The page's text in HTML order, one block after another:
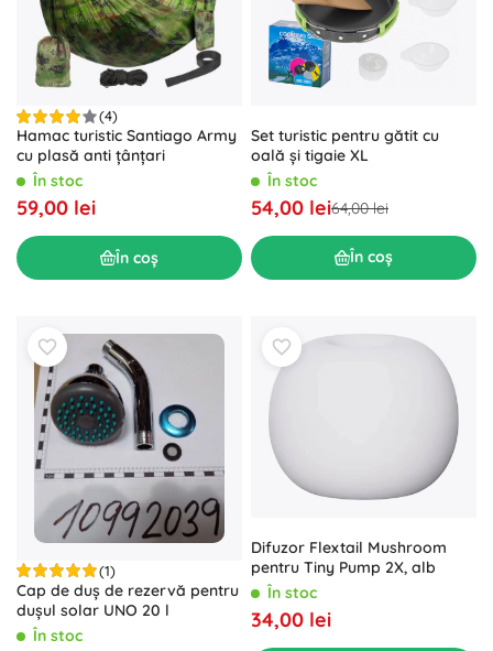
(4)
Hamac turistic Santiago Army
cu plasă anti țânțari
În stoc
59,00 lei
În coș
Set turistic pentru gătit cu
oală și tigaie XL
În stoc
54,00 lei64,00 lei
În coș
(1)
Cap de duș de rezervă pentru
dușul solar UNO 20 l
În stoc
Difuzor Flextail Mushroom
pentru Tiny Pump 2X, alb
În stoc
34,00 lei